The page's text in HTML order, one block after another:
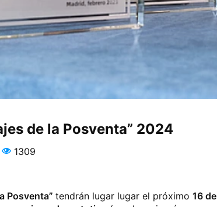
de la Posventa” 2024
1309
Posventa”tendrán lugar lugar el próximo16 de